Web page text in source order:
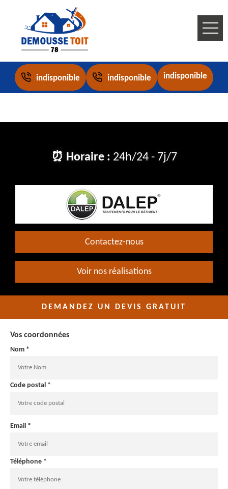
indisponible indisponible indisponible
⏰ Horaire : 24h/24 - 7j/7
Contactez-nous
Voir nos réalisations
DEMANDEZ UN DEVIS GRATUIT
Vos coordonnées
Nom *
Code postal *
Email *
Téléphone *